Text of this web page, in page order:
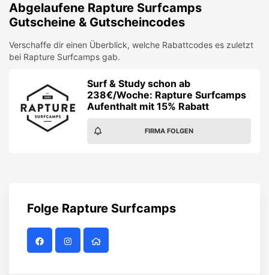
Abgelaufene Rapture Surfcamps
Gutscheine & Gutscheincodes
Verschaffe dir einen Überblick, welche Rabattcodes es zuletzt
bei Rapture Surfcamps gab.
Surf & Study schon ab
238€/Woche: Rapture Surfcamps
Aufenthalt mit 15% Rabatt
FIRMA FOLGEN
Folge Rapture Surfcamps